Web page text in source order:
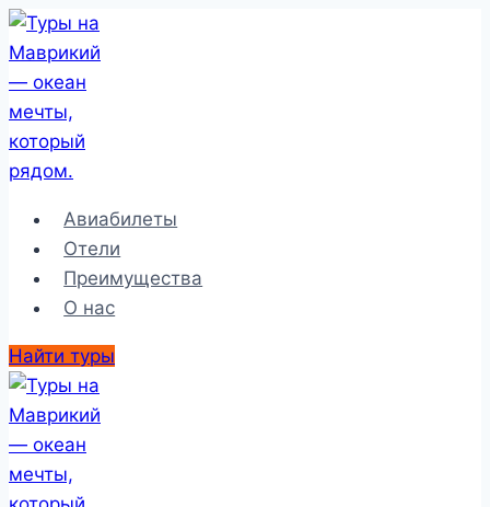
Перейти
к
содержимому
Авиабилеты
Отели
Преимущества
О нас
Найти туры